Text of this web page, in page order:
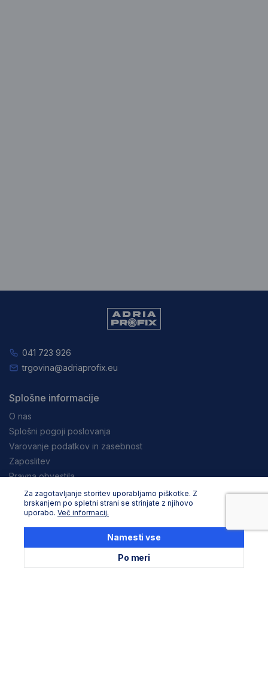
Za zagotavljanje storitev uporabljamo piškotke. Z
brskanjem po spletni strani se strinjate z njihovo
uporabo. Več informacij.
Po meri
Namesti vse
041 723 926
trgovina@adriaprofix.eu
Splošne informacije
O nas
Splošni pogoji poslovanja
Varovanje podatkov in zasebnost
Zaposlitev
Pravna obvestila
Nakupovanje
Dostava in načini plačila